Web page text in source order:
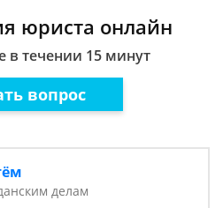
юриста онлайн
в течении 15 минут
вопрос
делам